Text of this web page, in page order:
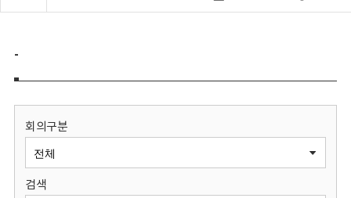
정
보
-
회의구분
검색